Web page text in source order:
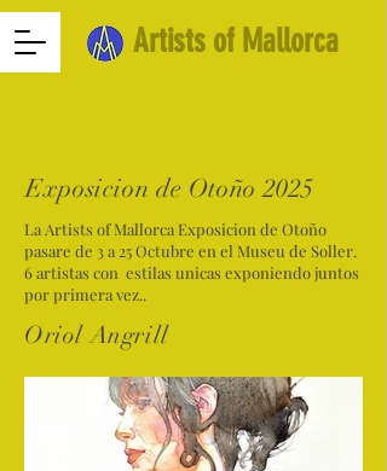
Artists of Mallorca
Exposicion de Otoño 2025
La Artists of Mallorca Exposicion de Otoño
pasare de 3 a 25 Octubre en el Museu de Soller.
6 artistas con estilas unicas exponiendo juntos
por primera vez..
Oriol Angrill